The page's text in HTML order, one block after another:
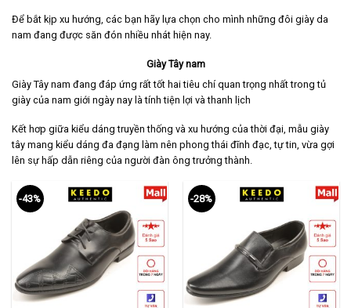
Để bắt kịp xu hướng, các bạn hãy lựa chọn cho mình những đôi giày da
nam đang được săn đón nhiều nhát hiện nay.
Giày Tây nam
Giày Tây nam đang đáp ứng rất tốt hai tiêu chí quan trọng nhất trong tủ
giày của nam giới ngày nay là tính tiện lợi và thanh lịch
Kết hơp giữa kiểu dáng truyền thống và xu hướng của thời đại, mẫu giày
tây mang kiểu dáng đa đạng làm nên phong thái đĩnh đạc, tự tin, vừa gợi
lên sự hấp dẫn riêng của người đàn ông trưởng thành.
-43% -28%